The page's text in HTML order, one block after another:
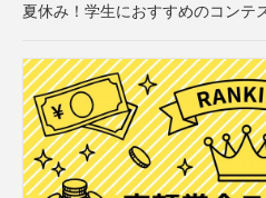
夏休み！学生におすすめのコンテ